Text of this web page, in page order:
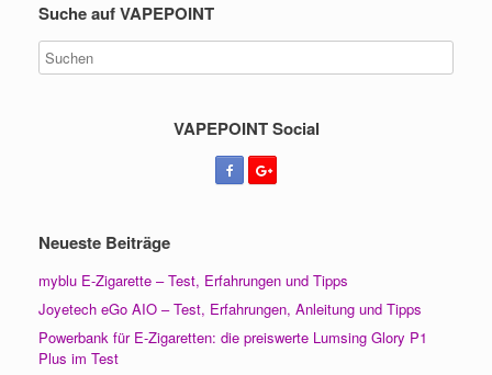
Suche auf VAPEPOINT
VAPEPOINT Social
Neueste Beiträge
myblu E-Zigarette – Test, Erfahrungen und Tipps
Joyetech eGo AIO – Test, Erfahrungen, Anleitung und Tipps
Powerbank für E-Zigaretten: die preiswerte Lumsing Glory P1
Plus im Test